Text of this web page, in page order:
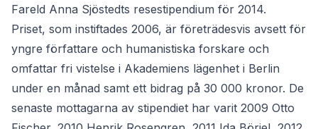
Fareld Anna Sjöstedts resestipendium för 2014.
Priset, som instiftades 2006, är företrädesvis avsett för
yngre författare och humanistiska forskare och
omfattar fri vistelse i Akademiens lägenhet i Berlin
under en månad samt ett bidrag på 30 000 kronor. De
senaste mottagarna av stipendiet har varit 2009 Otto